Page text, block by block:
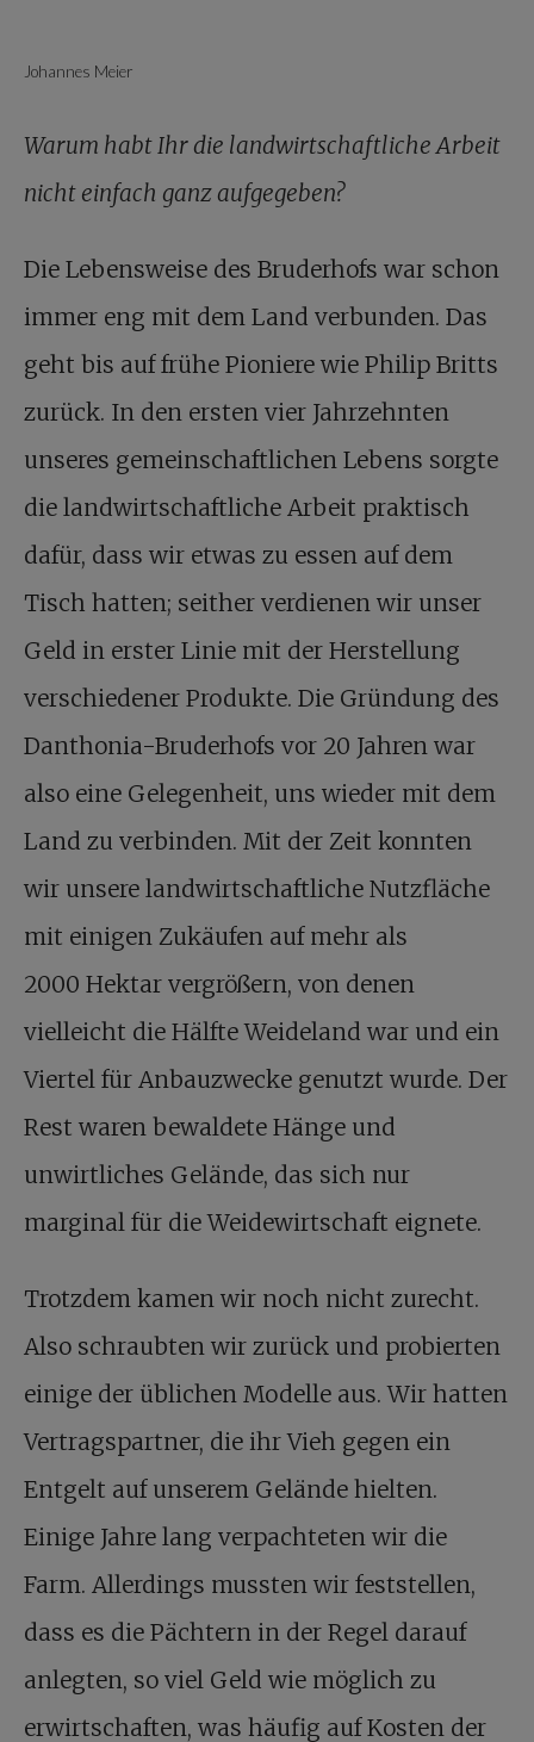
Johannes Meier
Warum habt Ihr die landwirtschaftliche Arbeit
nicht einfach ganz aufgegeben?
Die Lebensweise des Bruderhofs war schon
immer eng mit dem Land verbunden. Das
geht bis auf frühe Pioniere wie Philip Britts
zurück. In den ersten vier Jahrzehnten
unseres gemeinschaftlichen Lebens sorgte
die landwirtschaftliche Arbeit praktisch
dafür, dass wir etwas zu essen auf dem
Tisch hatten; seither verdienen wir unser
Geld in erster Linie mit der Herstellung
verschiedener Produkte. Die Gründung des
Danthonia-Bruderhofs vor 20 Jahren war
also eine Gelegenheit, uns wieder mit dem
Land zu verbinden. Mit der Zeit konnten
wir unsere landwirtschaftliche Nutzfläche
mit einigen Zukäufen auf mehr als
2000 Hektar vergrößern, von denen
vielleicht die Hälfte Weideland war und ein
Viertel für Anbauzwecke genutzt wurde. Der
Rest waren bewaldete Hänge und
unwirtliches Gelände, das sich nur
marginal für die Weidewirtschaft eignete.
Trotzdem kamen wir noch nicht zurecht.
Also schraubten wir zurück und probierten
einige der üblichen Modelle aus. Wir hatten
Vertragspartner, die ihr Vieh gegen ein
Entgelt auf unserem Gelände hielten.
Einige Jahre lang verpachteten wir die
Farm. Allerdings mussten wir feststellen,
dass es die Pächtern in der Regel darauf
anlegten, so viel Geld wie möglich zu
erwirtschaften, was häufig auf Kosten der